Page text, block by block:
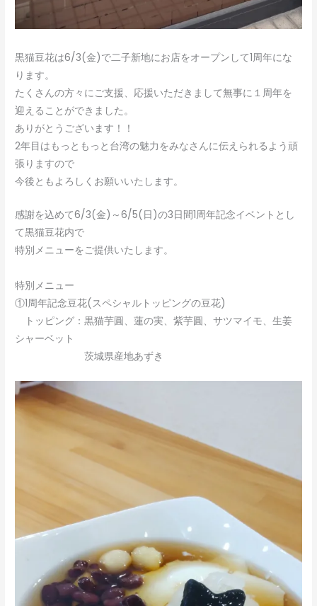
黒猫豆花は6/3(金)で二子新地にお店をオープンして1周年にな
ります。
たくさんの方々にご支援、応援いただきまして無事に１周年を
迎えることができました。
ありがとうございます！！
2年目はもっともっと台湾の魅力をみなさんに伝えられるよう頑
張りますので
今後ともよろしくお願いいたします。
感謝を込めて6/3(金)～6/5(日)の3日間1周年記念イベントとし
て黒猫豆花内で
特別メニューをご提供いたします。
特別メニュー
①1周年記念豆花(スペシャルトッピングの豆花)
トッピング：黒猫芋圓、蓮の実、紫芋圓、サツマイモ、生姜
シャーベット
茨城県産地あずき